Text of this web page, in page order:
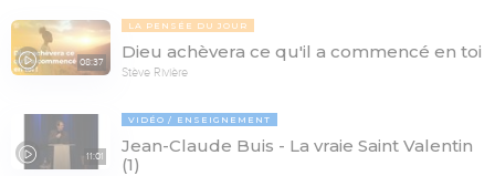
08:37
LA PENSÉE DU JOUR
Dieu achèvera ce qu'il a commencé en toi
Stève Rivière
11:01
VIDÉO ENSEIGNEMENT
Jean-Claude Buis - La vraie Saint Valentin
(1)